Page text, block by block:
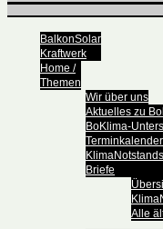
BalkonSolar
Kraftwerk
Home /
Themen
Wir über uns
Aktuelles zu
BoKlima-
Terminkalender
Briefe
Alle